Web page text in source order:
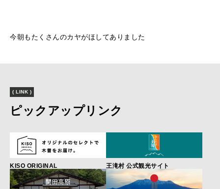
今朝もたくさんのカヤがほしてありました
( LINK )
ピックアップリンク
KISO ORIGINAL 王滝村 公式観光サイト